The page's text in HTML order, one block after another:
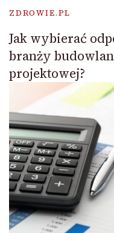
ZDROWIE.PL
Jak wybierać
branży
projektowej?